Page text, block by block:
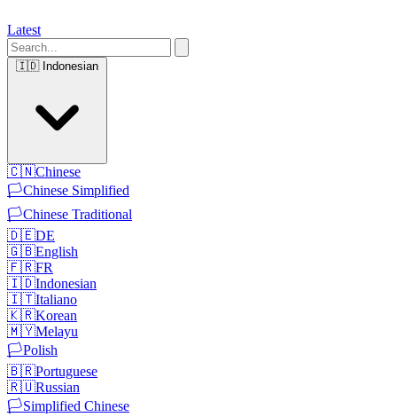
Latest
🇮🇩 Indonesian
🇨🇳Chinese
🏳️Chinese Simplified
🏳️Chinese Traditional
🇩🇪DE
🇬🇧English
🇫🇷FR
🇮🇩Indonesian
🇮🇹Italiano
🇰🇷Korean
🇲🇾Melayu
🏳️Polish
🇧🇷Portuguese
🇷🇺Russian
🏳️Simplified Chinese